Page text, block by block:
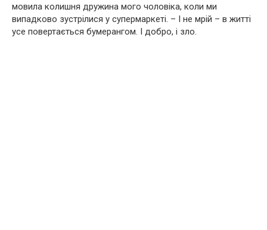
мовила колишня дружина мого чоловіка, коли ми
випадково зустрілися у супермаркеті. – І не мрій – в житті
усе повертається бумерангом. І добро, і зло.